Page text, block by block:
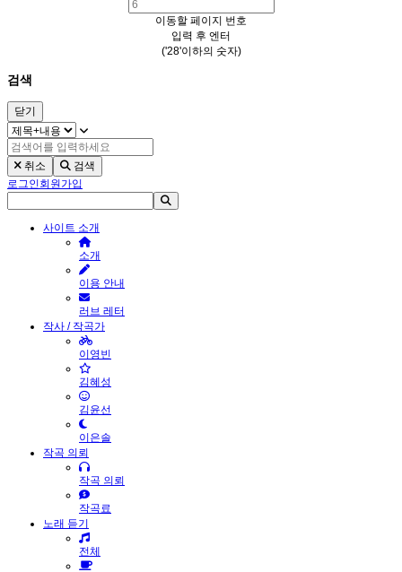
이동할 페이지 번호
입력 후 엔터
('28'이하의 숫자)
검색
닫기
취소
검색
로그인회원가입
사이트 소개
소개
이용 안내
러브 레터
작사 / 작곡가
이영빈
김혜성
김윤선
이은솔
작곡 의뢰
작곡 의뢰
작곡료
노래 듣기
전체